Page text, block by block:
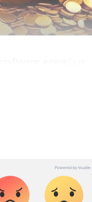
Signs: இந்த 4
ரொம்ப